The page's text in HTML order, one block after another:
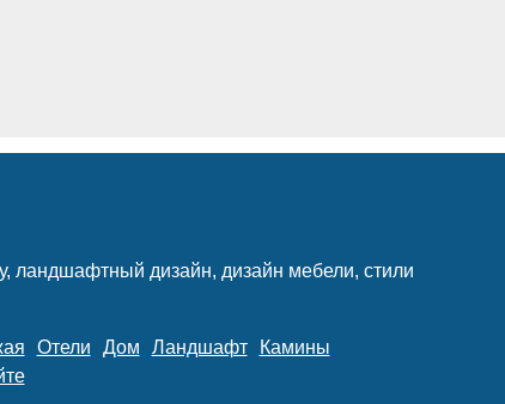
ландшафтный дизайн, дизайн мебели, стили
Отели Дом Ландшафт
Камины